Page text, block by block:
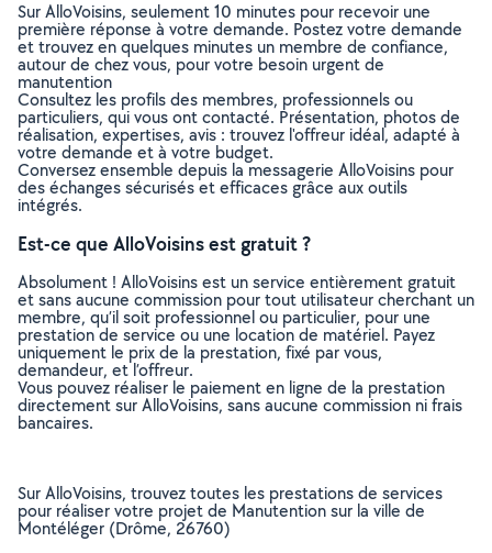
Sur AlloVoisins, seulement 10 minutes pour recevoir une
première réponse à votre demande. Postez votre demande
et trouvez en quelques minutes un membre de confiance,
autour de chez vous, pour votre besoin urgent de
manutention
Consultez les profils des membres, professionnels ou
particuliers, qui vous ont contacté. Présentation, photos de
réalisation, expertises, avis : trouvez l'offreur idéal, adapté à
votre demande et à votre budget.
Conversez ensemble depuis la messagerie AlloVoisins pour
des échanges sécurisés et efficaces grâce aux outils
intégrés.
Est-ce que AlloVoisins est gratuit ?
Absolument ! AlloVoisins est un service entièrement gratuit
et sans aucune commission pour tout utilisateur cherchant un
membre, qu’il soit professionnel ou particulier, pour une
prestation de service ou une location de matériel. Payez
uniquement le prix de la prestation, fixé par vous,
demandeur, et l’offreur.
Vous pouvez réaliser le paiement en ligne de la prestation
directement sur AlloVoisins, sans aucune commission ni frais
bancaires.
Sur AlloVoisins, trouvez toutes les prestations de services
pour réaliser votre projet de Manutention sur la ville de
Montéléger (Drôme, 26760)